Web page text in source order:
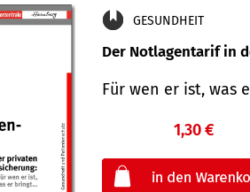
GESUNDHEIT
Der Notlagentarif in
Für wen er ist, was
1,30 €